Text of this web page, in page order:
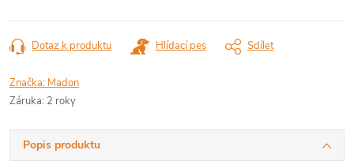
cena:
Dotaz k produktu Hlídací pes Sdílet
Značka: Madon
Záruka: 2 roky
Popis produktu